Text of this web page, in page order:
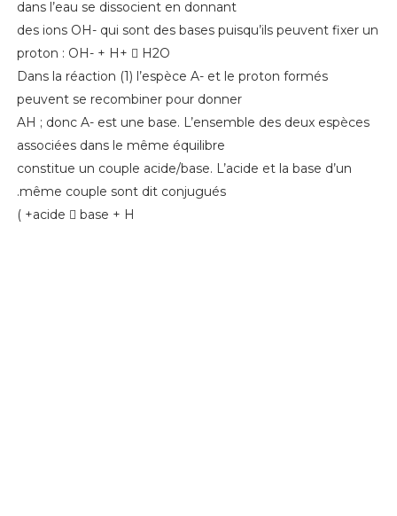
dans l’eau se dissocient en donnant
des ions OH- qui sont des bases puisqu’ils peuvent fixer un
proton : OH- + H+ 􀀧 H2O
Dans la réaction (1) l’espèce A- et le proton formés
peuvent se recombiner pour donner
AH ; donc A- est une base. L’ensemble des deux espèces
associées dans le même équilibre
constitue un couple acide/base. L’acide et la base d’un
même couple sont dit conjugués.
acide 􀀧 base + H+ )